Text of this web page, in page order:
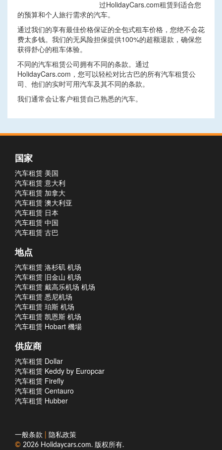
过HolidayCars.com租赁到适合您
的预算和个人旅行需求的汽车。
通过我们的享有最佳价格保证的全包式租车价格，您绝不会花
费太多钱。我们的无风险担保提供100%的超额退款，确保您
获得舒心的租车体验。
不同的汽车租赁公司拥有不同的条款。通过
HolidayCars.com，您可以轻松对比古巴的所有汽车租赁公
司、他们的实时可用汽车及其不同的条款。
我们通常会让客户租赁自己熟悉的汽车。
国家
汽车租赁 美国
汽车租赁 意大利
汽车租赁 加拿大
汽车租赁 澳大利亚
汽车租赁 日本
汽车租赁 中国
汽车租赁 古巴
地点
汽车租赁 洛杉矶 机场
汽车租赁 旧金山 机场
汽车租赁 戴高乐机场 机场
汽车租赁 悉尼机场
汽车租赁 珀斯 机场
汽车租赁 凯恩斯 机场
汽车租赁 Hobart 機場
供应商
汽车租赁 Dollar
汽车租赁 Keddy by Europcar
汽车租赁 Firefly
汽车租赁 Centauro
汽车租赁 Hubber
一般条款
隐私政策
© 2026 Holidaycars.com. 版权所有.